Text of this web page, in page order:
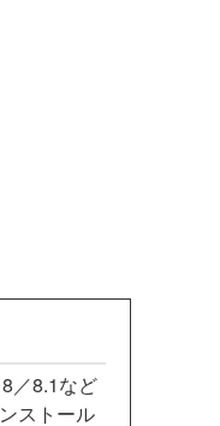
／8.1など
ストール